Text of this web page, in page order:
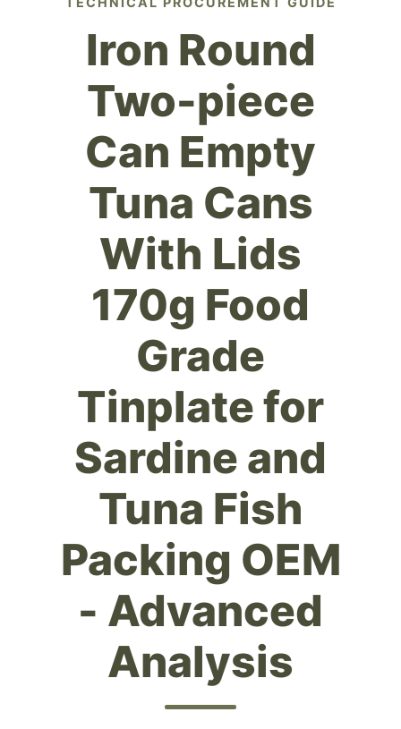
Iron Round
Two-piece
Can Empty
Tuna Cans
With Lids
170g Food
Grade
Tinplate for
Sardine and
Tuna Fish
Packing OEM
- Advanced
Analysis